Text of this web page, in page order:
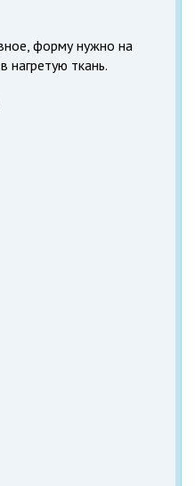
форму нужно на
нагретую ткань.